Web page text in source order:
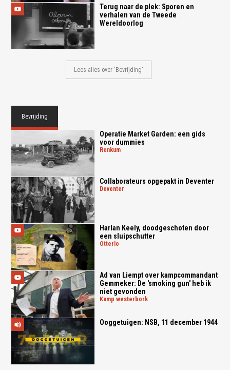
Terug naar de plek: Sporen en
verhalen van de Tweede
Wereldoorlog
Lees alles over 'Bevrijding'
Bevrijding
Operatie Market Garden: een gids
voor dummies
renkum
Collaborateurs opgepakt in Deventer
deventer
Harlan Keely, doodgeschoten door
een sluipschutter
otterlo
Ad van Liempt over kampcommandant
Gemmeker: De 'smoking gun' heb ik
niet gevonden
kamp westerbork
Ooggetuigen: NSB, 11 december 1944